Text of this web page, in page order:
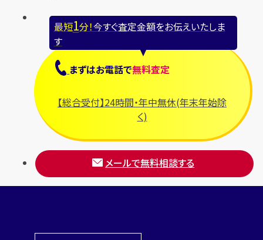
最短1分！今すぐ査定金額をお伝えいたしま
す
まずはお電話で無料査定
【総合受付】24時間・年中無休(年末年始除
く)
メールで無料相談する